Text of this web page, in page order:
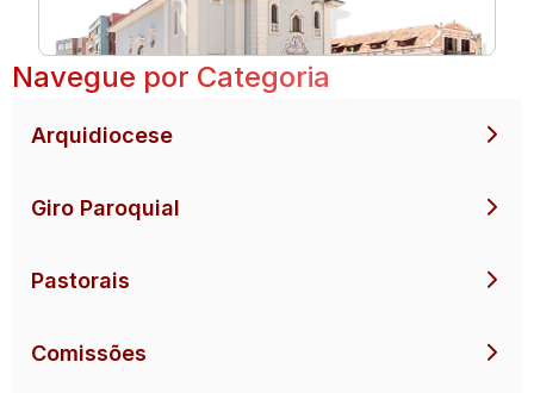
Navegue por Categoria
Arquidiocese
Giro Paroquial
Pastorais
Comissões